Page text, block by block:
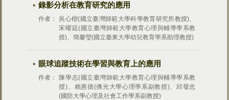
錄影分析在教育研究的應用
作者：
吳心楷(國立臺灣師範大學科學教育研究所教授)、
宋曜廷(國立臺灣師範大學教育心理與輔導學系教
授)、簡馨瑩(國立臺東大學幼兒教育學系助理教授)
眼球追蹤技術在學習與教育上的應用
作者：
陳學志(國立臺灣師範大學教育心理與輔導學系教
授)、賴惠德(佛光大學心理學系副教授)、邱發忠
(國防大學心理及社會工作學系副教授)